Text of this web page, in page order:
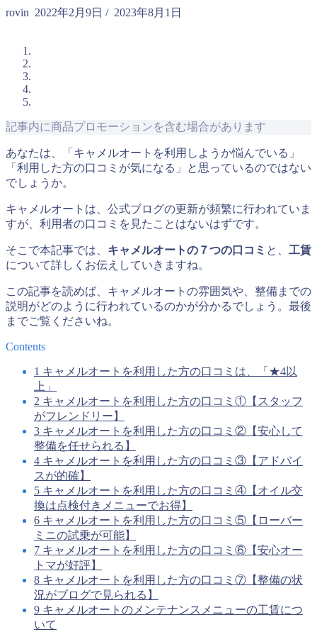
rovin 2022年2月9日 / 2023年8月1日
記事内に商品プロモーションを含む場合があります
あなたは、「キャメルオートを利用しようか悩んでいる」
「利用した方の口コミが気になる」と思っているのではない
でしょうか。
キャメルオートは、公式ブログの更新が頻繁に行われていま
すが、利用者の口コミを見たことはないはずです。
そこで本記事では、 キャメルオートの７つの口コミ と、 工賃
について詳しくお伝えしていきますね。
この記事を読めば、キャメルオートの雰囲気や、整備までの
説明がどのように行われているのかが分かるでしょう。最後
までご覧くださいね。
Contents
1 キャメルオートを利用した方の口コミは、「★4以
上」
2 キャメルオートを利用した方の口コミ①【スタッフ
がフレンドリー】
3 キャメルオートを利用した方の口コミ②【安心して
整備を任せられる】
4 キャメルオートを利用した方の口コミ③【アドバイ
スが的確】
5 キャメルオートを利用した方の口コミ④【オイル交
換は点検付きメニューでお得】
6 キャメルオートを利用した方の口コミ⑤【ローバー
ミニの試乗が可能】
7 キャメルオートを利用した方の口コミ⑥【安心オー
トマが好評】
8 キャメルオートを利用した方の口コミ⑦【整備の状
況がブログで見られる】
9 キャメルオートのメンテナンスメニューの工賃につ
いて